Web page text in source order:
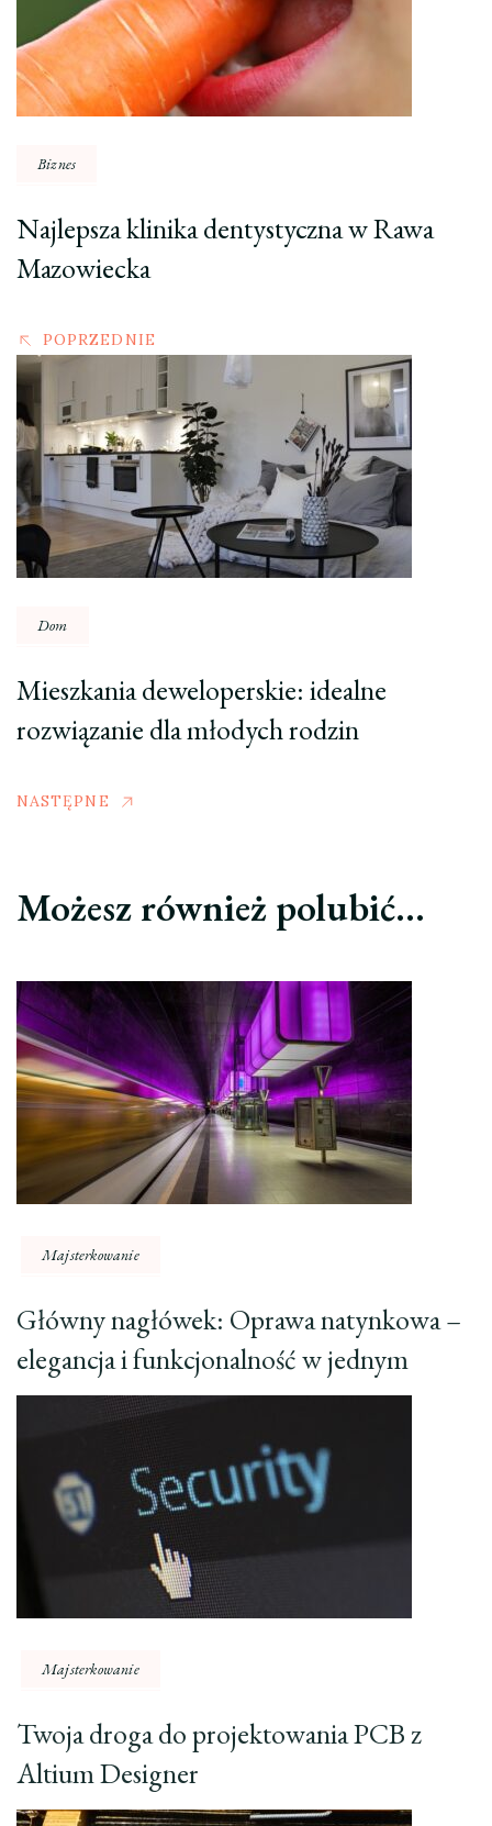
Biznes
Najlepsza klinika dentystyczna w Rawa
Mazowiecka
POPRZEDNIE
Dom
Mieszkania deweloperskie: idealne
rozwiązanie dla młodych rodzin
NASTĘPNE
Możesz również polubić…
Majsterkowanie
Główny nagłówek: Oprawa natynkowa –
elegancja i funkcjonalność w jednym
Majsterkowanie
Twoja droga do projektowania PCB z
Altium Designer